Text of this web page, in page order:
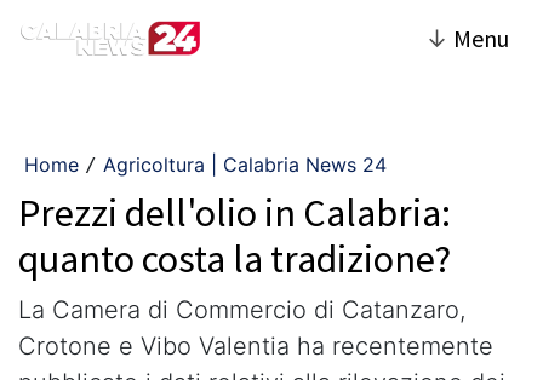
↓ Menu
Home / Agricoltura | Calabria News 24
Prezzi dell'olio in Calabria:
quanto costa la tradizione?
La Camera di Commercio di Catanzaro,
Crotone e Vibo Valentia ha recentemente